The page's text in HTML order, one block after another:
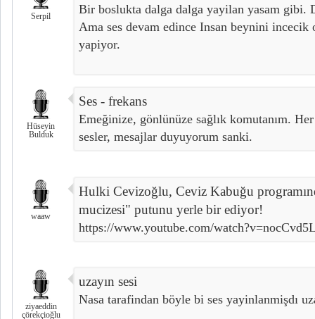
Serpil
Bir boslukta dalga dalga yayilan yasam gibi.
Ama ses devam edince Insan beynini
yapiyor.
Hüseyin
Bulduk
Ses - frekans
Emeğinize, gönlünüze sağlık komutanım.
sesler, mesajlar duyuyorum sanki.
waaw
Hulki Cevizoğlu, Ceviz Kabuğu
mucizesi" putunu yerle bir ediyor!
https://www.youtube.com/
ziyaeddin
çörekçioğlu
uzayın sesi
Nasa tarafindan böyle bi ses yayinlanmişdı